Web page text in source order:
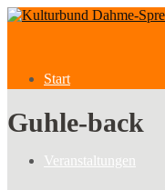
Start
Veranstaltungen
Guhle-back